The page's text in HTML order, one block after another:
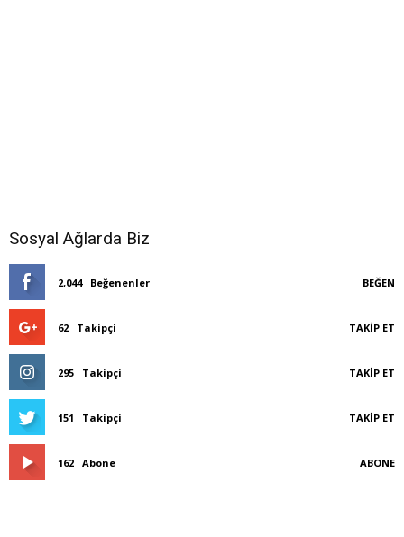
Sosyal Ağlarda Biz
2,044 Beğenenler BEĞEN
62 Takipçi TAKIP ET
295 Takipçi TAKIP ET
151 Takipçi TAKIP ET
162 Abone ABONE